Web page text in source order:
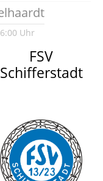
Uhr
FSV
Schifferstadt